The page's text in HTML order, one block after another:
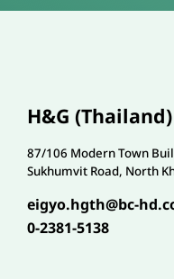
H&G
87/106 Modern Town
Sukhumvit Road, North
eigyo.hgth@bc-
0-2381-5138